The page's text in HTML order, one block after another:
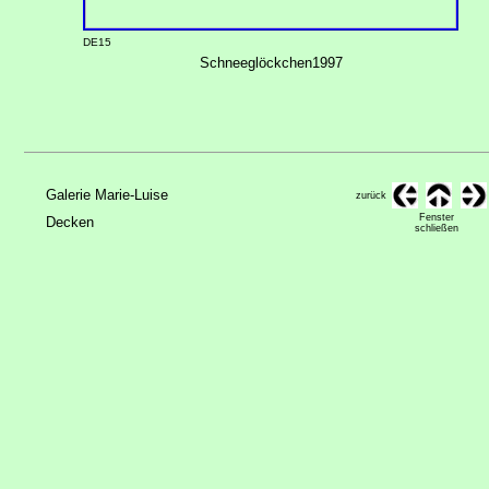
DE15
Schneeglöckchen1997
Galerie Marie-Luise zurück
Decken
Fenster
schließen